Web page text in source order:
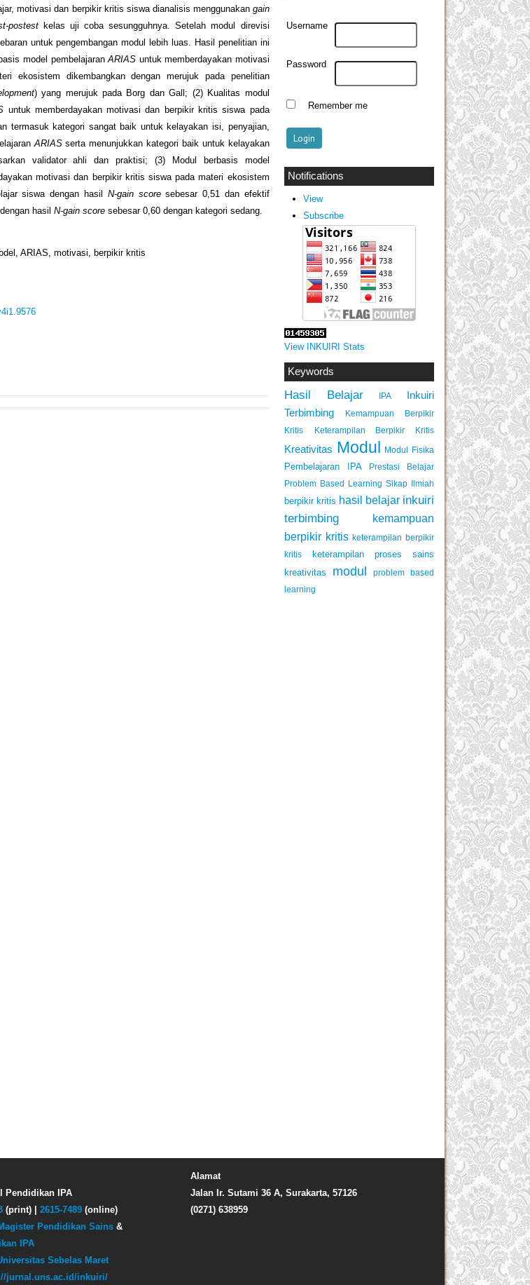
Username
Password
Remember me
Notifications
View
Subscribe
View INKUIRI Stats
Keywords
Hasil Belajar IPA
Inkuiri
Terbimbing
Kemampuan Berpikir
Kritis
Keterampilan Berpikir Kritis
Kreativitas Modul Modul Fisika
Pembelajaran IPA
Prestasi Belajar
Problem Based Learning Sikap Ilmiah
berpikir kritis hasil belajar inkuiri
terbimbing
kemampuan
berpikir kritis keterampilan berpikir
kritis
keterampilan proses sains
kreativitas
modul
problem based
learning
motivasi dan berpikir kritis siswa dianalisis menggunakan gain
postest
kelas uji coba sesungguhnya. Setelah modul direvisi
untuk pengembangan modul lebih luas. Hasil penelitian ini
model pembelajaranARIAS untuk memberdayakan motivasi
ekosistem dikembangkan dengan merujuk pada penelitian
) yang merujuk pada Borg dan Gall; (2) Kualitas modul
untuk memberdayakan motivasi dan berpikir kritis siswa pada
termasuk kategori sangat baik untuk kelayakan isi, penyajian,
ARIASserta menunjukkan kategori baik untuk kelayakan
validator ahli dan praktisi; (3) Modul berbasis model
motivasi dan berpikir kritis siswa pada materi ekosistem
siswa dengan hasil N-gain scoresebesar 0,51 dan efektif
hasilN-gain score sebesar 0,60 dengan kategori sedang.
ARIAS, motivasi, berpikir kritis
Alamat
Jalan Ir. Sutami 36 A, Surakarta, 57126
(0271) 638959
Pendidikan IPA
(print) | 2615-7489 (online)
Pendidikan Sains &
IPA
Sebelas Maret
jurnal.uns.ac.id/inkuiri/